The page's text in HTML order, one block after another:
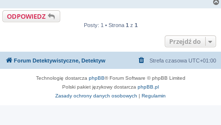
ODPOWIEDZ
Posty: 1 • Strona 1 z 1
Przejdź do
Forum Detektywistyczne, Detektyw Strefa czasowa UTC+01:00
Technologię dostarcza phpBB® Forum Software © phpBB Limited
Polski pakiet językowy dostarcza phpBB.pl
Zasady ochrony danych osobowych | Regulamin